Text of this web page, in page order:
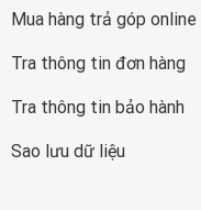
Mua hàng trả góp online
Tra thông tin đơn hàng
Tra thông tin bảo hành
Sao lưu dữ liệu